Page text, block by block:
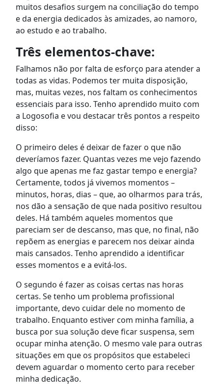
muitos desafios surgem na conciliação do tempo
e da energia dedicados às amizades, ao namoro,
ao estudo e ao trabalho.
Três elementos-chave:
Falhamos não por falta de esforço para atender a
todas as vidas. Podemos ter muita disposição,
mas, muitas vezes, nos faltam os conhecimentos
essenciais para isso. Tenho aprendido muito com
a Logosofia e vou destacar três pontos a respeito
disso:
O primeiro deles é deixar de fazer o que não
deveríamos fazer. Quantas vezes me vejo fazendo
algo que apenas me faz gastar tempo e energia?
Certamente, todos já vivemos momentos –
minutos, horas, dias – que, ao olharmos para trás,
nos dão a sensação de que nada positivo resultou
deles. Há também aqueles momentos que
pareciam ser de descanso, mas que, no final, não
repõem as energias e parecem nos deixar ainda
mais cansados. Tenho aprendido a identificar
esses momentos e a evitá-los.
O segundo é fazer as coisas certas nas horas
certas. Se tenho um problema profissional
importante, devo cuidar dele no momento de
trabalho. Enquanto estiver com minha família, a
busca por sua solução deve ficar suspensa, sem
ocupar minha atenção. O mesmo vale para outras
situações em que os propósitos que estabeleci
devem aguardar o momento certo para receber
minha dedicação.